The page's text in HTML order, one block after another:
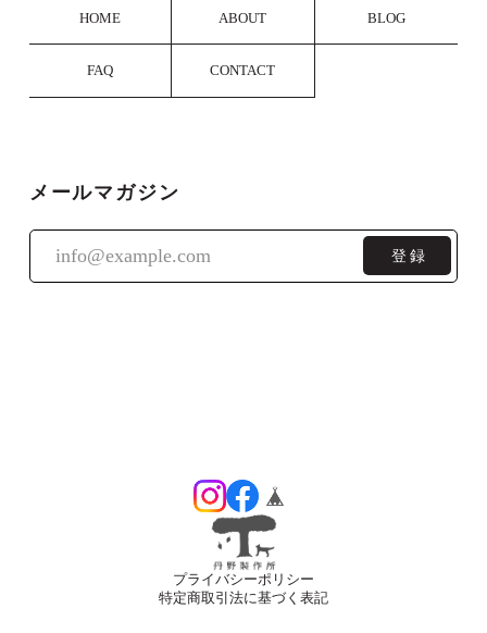
ましたし、大切な一品になってくれると思います。本当
大切な贈り物に当方の名刺ケースをお選び
す。
銘木端材のネクタイピン
ださり良かったです。 引き続きご愛用いた
だけましたら幸いです。
HOME ABOUT BLOG
FAQ CONTACT
メールマガジン
登録
プライバシーポリシー
特定商取引法に基づく表記